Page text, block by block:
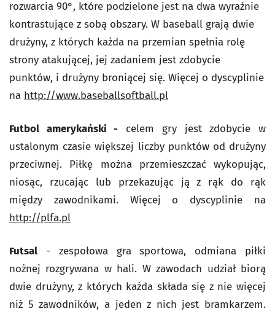
rozwarcia 90°, które podzielone jest na dwa wyraźnie
kontrastujące z sobą obszary. W baseball grają dwie
drużyny, z których każda na przemian spełnia rolę
strony atakującej, jej zadaniem jest zdobycie
punktów, i drużyny broniącej się. Więcej o dyscyplinie
na http://www.baseballsoftball.pl
Futbol amerykański - celem gry jest zdobycie w
ustalonym czasie większej liczby punktów od drużyny
przeciwnej. Piłkę można przemieszczać wykopując,
niosąc, rzucając lub przekazując ją z rąk do rąk
między zawodnikami. Więcej o dyscyplinie na
http://plfa.pl
Futsal - zespołowa gra sportowa, odmiana piłki
nożnej rozgrywana w hali. W zawodach udział biorą
dwie drużyny, z których każda składa się z nie więcej
niż 5 zawodników, a jeden z nich jest bramkarzem.